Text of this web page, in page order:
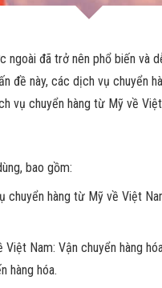
đã trở nên phổ biến và
đề này, các dịch vụ chuyển
vụ chuyển hàng từ Mỹ về
bao gồm:
hàng từ Mỹ về Việt
Nam: Vận chuyển hàng
hàng hóa.